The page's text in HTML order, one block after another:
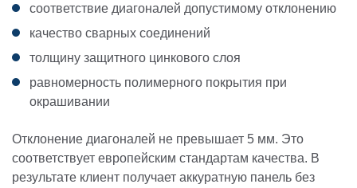
соответствие диагоналей допустимому отклонению
качество сварных соединений
толщину защитного цинкового слоя
равномерность полимерного покрытия при
окрашивании
Отклонение диагоналей не превышает 5 мм. Это
соответствует европейским стандартам качества. В
результате клиент получает аккуратную панель без